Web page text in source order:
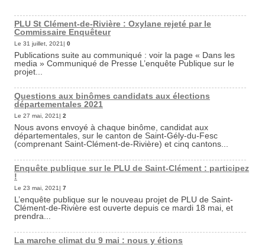
PLU St Clément-de-Rivière : Oxylane rejeté par le
Commissaire Enquêteur
Le 31 juillet, 2021| 0
Publications suite au communiqué : voir la page « Dans les
media » Communiqué de Presse L’enquête Publique sur le
projet...
Questions aux binômes candidats aux élections
départementales 2021
Le 27 mai, 2021| 2
Nous avons envoyé à chaque binôme, candidat aux
départementales, sur le canton de Saint-Gély-du-Fesc
(comprenant Saint-Clément-de-Rivière) et cinq cantons...
Enquête publique sur le PLU de Saint-Clément : participez
!
Le 23 mai, 2021| 7
L’enquête publique sur le nouveau projet de PLU de Saint-
Clément-de-Rivière est ouverte depuis ce mardi 18 mai, et
prendra...
La marche climat du 9 mai : nous y étions